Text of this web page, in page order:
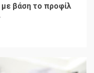
βάση το προφίλ